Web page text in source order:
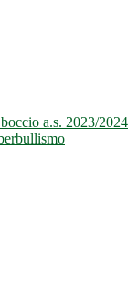
a.s. 2023/2024